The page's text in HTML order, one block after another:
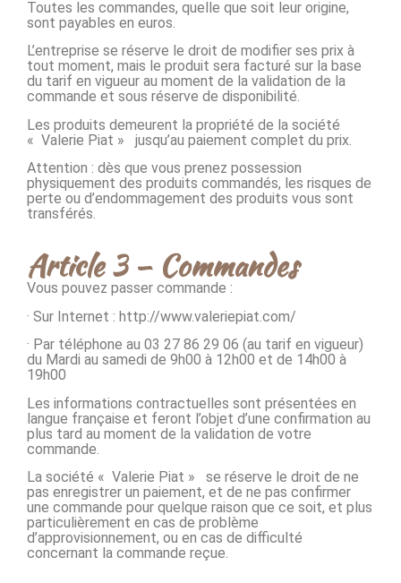
Toutes les commandes, quelle que soit leur origine,
sont payables en euros.
L’entreprise se réserve le droit de modifier ses prix à
tout moment, mais le produit sera facturé sur la base
du tarif en vigueur au moment de la validation de la
commande et sous réserve de disponibilité.
Les produits demeurent la propriété de la société
« Valerie Piat » jusqu’au paiement complet du prix.
Attention : dès que vous prenez possession
physiquement des produits commandés, les risques de
perte ou d’endommagement des produits vous sont
transférés.
Article 3 – Commandes
Vous pouvez passer commande :
· Sur Internet : http://www.valeriepiat.com/
· Par téléphone au 03 27 86 29 06 (au tarif en vigueur)
du Mardi au samedi de 9h00 à 12h00 et de 14h00 à
19h00
Les informations contractuelles sont présentées en
langue française et feront l’objet d’une confirmation au
plus tard au moment de la validation de votre
commande.
La société « Valerie Piat » se réserve le droit de ne
pas enregistrer un paiement, et de ne pas confirmer
une commande pour quelque raison que ce soit, et plus
particulièrement en cas de problème
d’approvisionnement, ou en cas de difficulté
concernant la commande reçue.